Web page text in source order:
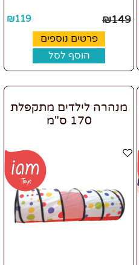
₪149
₪119
פרטים נוספים
הוסף לסל
מנהרה לילדים מתקפלת
170 ס"מ